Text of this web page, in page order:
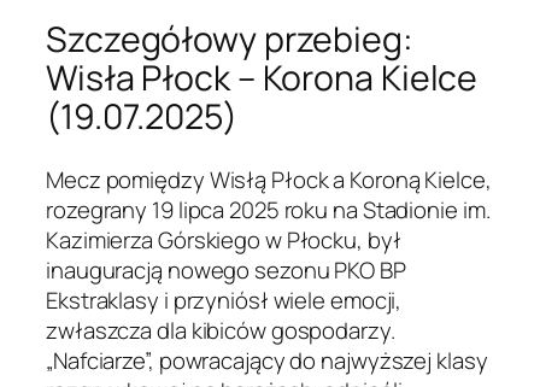
Szczegółowy przebieg:
Wisła Płock – Korona Kielce
(19.07.2025)
Mecz pomiędzy Wisłą Płock a Koroną Kielce,
rozegrany 19 lipca 2025 roku na Stadionie im.
Kazimierza Górskiego w Płocku, był
inauguracją nowego sezonu PKO BP
Ekstraklasy i przyniósł wiele emocji,
zwłaszcza dla kibiców gospodarzy.
„Nafciarze”, powracający do najwyższej klasy